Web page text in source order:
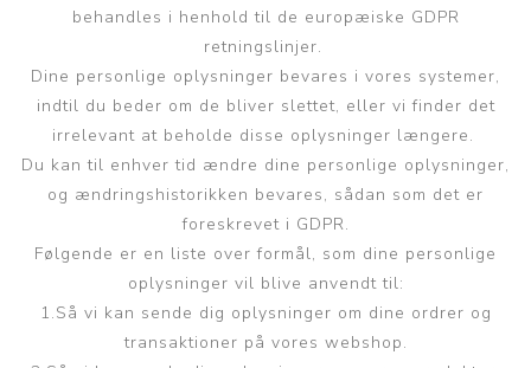
behandles i henhold til de europæiske GDPR
retningslinjer.
Dine personlige oplysninger bevares i vores systemer,
indtil du beder om de bliver slettet, eller vi finder det
irrelevant at beholde disse oplysninger længere.
Du kan til enhver tid ændre dine personlige oplysninger,
og ændringshistorikken bevares, sådan som det er
foreskrevet i GDPR.
Følgende er en liste over formål, som dine personlige
oplysninger vil blive anvendt til:
1.Så vi kan sende dig oplysninger om dine ordrer og
transaktioner på vores webshop.